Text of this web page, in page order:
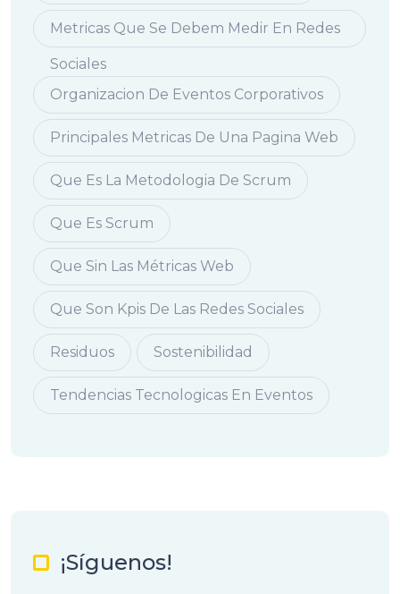
Metricas Que Se Debem Medir En Redes
Sociales
Organizacion De Eventos Corporativos
Principales Metricas De Una Pagina Web
Que Es La Metodologia De Scrum
Que Es Scrum
Que Sin Las Métricas Web
Que Son Kpis De Las Redes Sociales
Residuos Sostenibilidad
Tendencias Tecnologicas En Eventos
¡Síguenos!